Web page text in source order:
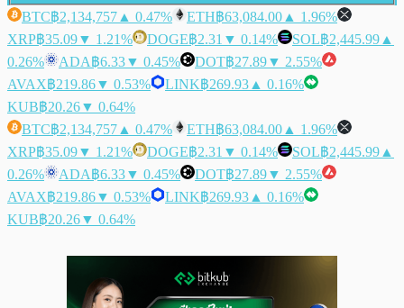
BTC฿2,134,757 ▲ 0.47% ETH฿63,084.00 ▲ 1.96%
XRP฿35.09▼ 1.21% DOGE฿2.31 ▼ 0.14% SOL฿2,445.99 ▲
0.26%
ADA฿6.33▼ 0.45% DOT฿27.89▼ 2.55%
AVAX฿219.86▼ 0.53% LINK฿269.93 ▲ 0.16%
KUB฿20.26▼ 0.64%
BTC฿2,134,757 ▲ 0.47% ETH฿63,084.00 ▲ 1.96%
XRP฿35.09▼ 1.21% DOGE฿2.31 ▼ 0.14% SOL฿2,445.99 ▲
0.26%
ADA฿6.33▼ 0.45% DOT฿27.89▼ 2.55%
AVAX฿219.86▼ 0.53% LINK฿269.93 ▲ 0.16%
KUB฿20.26▼ 0.64%